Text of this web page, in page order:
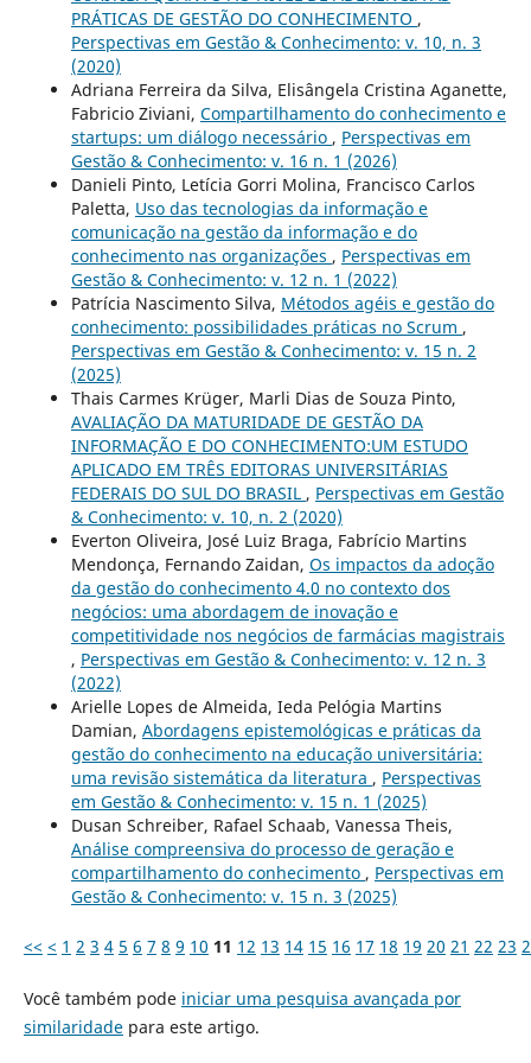
PRÁTICAS DE GESTÃO DO CONHECIMENTO ,
Perspectivas em Gestão & Conhecimento: v. 10, n. 3
(2020)
Adriana Ferreira da Silva, Elisângela Cristina Aganette,
Fabricio Ziviani, Compartilhamento do conhecimento e
startups: um diálogo necessário , Perspectivas em
Gestão & Conhecimento: v. 16 n. 1 (2026)
Danieli Pinto, Letícia Gorri Molina, Francisco Carlos
Paletta, Uso das tecnologias da informação e
comunicação na gestão da informação e do
conhecimento nas organizações , Perspectivas em
Gestão & Conhecimento: v. 12 n. 1 (2022)
Patrícia Nascimento Silva, Métodos agéis e gestão do
conhecimento: possibilidades práticas no Scrum ,
Perspectivas em Gestão & Conhecimento: v. 15 n. 2
(2025)
Thais Carmes Krüger, Marli Dias de Souza Pinto,
AVALIAÇÃO DA MATURIDADE DE GESTÃO DA
INFORMAÇÃO E DO CONHECIMENTO:UM ESTUDO
APLICADO EM TRÊS EDITORAS UNIVERSITÁRIAS
FEDERAIS DO SUL DO BRASIL , Perspectivas em Gestão
& Conhecimento: v. 10, n. 2 (2020)
Everton Oliveira, José Luiz Braga, Fabrício Martins
Mendonça, Fernando Zaidan, Os impactos da adoção
da gestão do conhecimento 4.0 no contexto dos
negócios: uma abordagem de inovação e
competitividade nos negócios de farmácias magistrais
, Perspectivas em Gestão & Conhecimento: v. 12 n. 3
(2022)
Arielle Lopes de Almeida, Ieda Pelógia Martins
Damian, Abordagens epistemológicas e práticas da
gestão do conhecimento na educação universitária:
uma revisão sistemática da literatura , Perspectivas
em Gestão & Conhecimento: v. 15 n. 1 (2025)
Dusan Schreiber, Rafael Schaab, Vanessa Theis,
Análise compreensiva do processo de geração e
compartilhamento do conhecimento , Perspectivas em
Gestão & Conhecimento: v. 15 n. 3 (2025)
<< < 1 2 3 4 5 6 7 8 9 10 11 12 13 14 15 16 17 18 19 20 21 22 23
Você também pode iniciar uma pesquisa avançada por
similaridadepara este artigo.